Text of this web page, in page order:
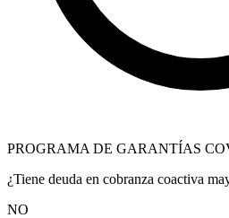
PROGRAMA DE GARANTÍAS
¿Tiene deuda en cobranza coactiva
NO